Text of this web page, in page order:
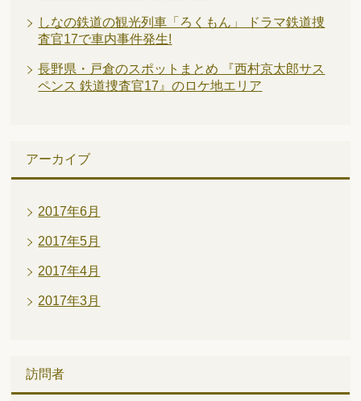
しなの鉄道の観光列車「ろくもん」 ドラマ鉄道捜
査官17で車内事件発生!
長野県・戸倉のスポットまとめ 『西村京太郎サス
ペンス 鉄道捜査官17』のロケ地エリア
アーカイブ
2017年6月
2017年5月
2017年4月
2017年3月
訪問者